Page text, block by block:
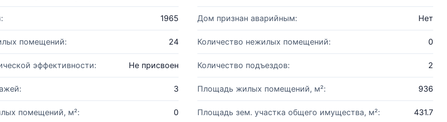
1965 Дом признан аварийным: Нет
помещений: 24 Количество нежилых помещений: 0
эффективности: Не присвоен Количество подъездов: 2
3 Площадь жилых помещений, м²: 936
помещений, м²: 0 Площадь зем. участка общего имущества, м²: 431.7